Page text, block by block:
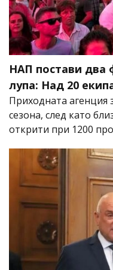
НАП постави два
лупа: Над 20
Приходната агенция
сезона, след като
открити при 1200